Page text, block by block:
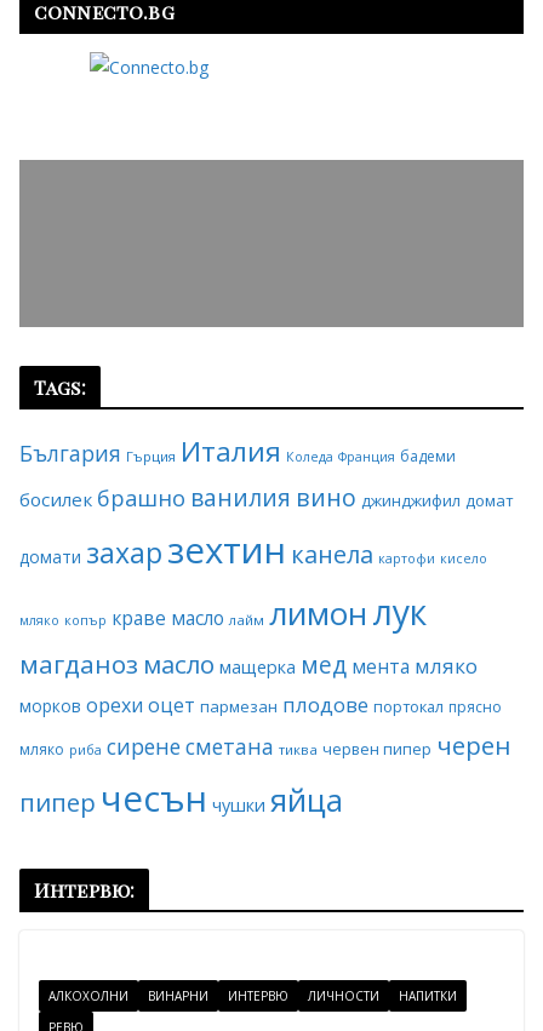
connecto.bg
Tags:
България Гърция Италия Коледа Франция бадеми
босилек брашно ванилия вино джинджифил домат
домати захарзехтин канела картофи кисело
мляко копър краве масло лайм лимонлук
магданоз масло мащерка мед мента мляко
морков орехи оцет пармезан плодове портокал прясно
мляко риба сиренесметана тиква червен пипер черен
пипер чесън чушки яйца
Интервю:
АЛКОХОЛНИ ВИНАРНИ ИНТЕРВЮ ЛИЧНОСТИ
НАПИТКИ